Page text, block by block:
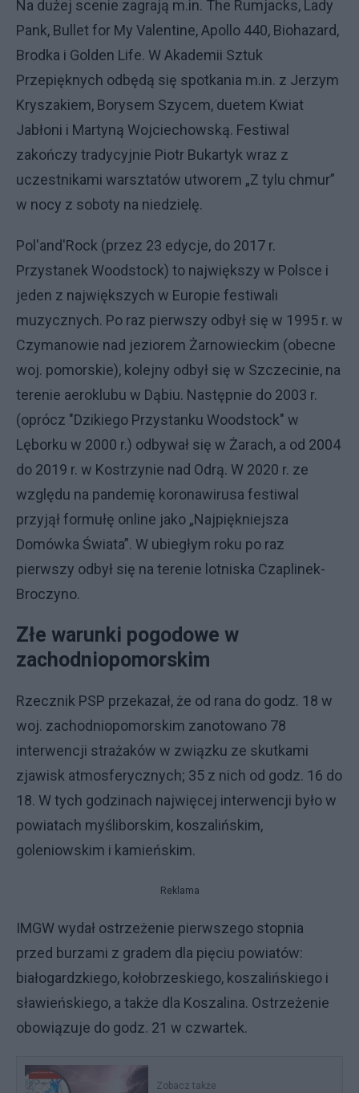
Na dużej scenie zagrają m.in. The Rumjacks, Lady
Pank, Bullet for My Valentine, Apollo 440, Biohazard,
Brodka i Golden Life. W Akademii Sztuk
Przepięknych odbędą się spotkania m.in. z Jerzym
Kryszakiem, Borysem Szycem, duetem Kwiat
Jabłoni i Martyną Wojciechowską. Festiwal
zakończy tradycyjnie Piotr Bukartyk wraz z
uczestnikami warsztatów utworem „Z tylu chmur”
w nocy z soboty na niedzielę.
Pol'and'Rock (przez 23 edycje, do 2017 r.
Przystanek Woodstock) to największy w Polsce i
jeden z największych w Europie festiwali
muzycznych. Po raz pierwszy odbył się w 1995 r. w
Czymanowie nad jeziorem Żarnowieckim (obecne
woj. pomorskie), kolejny odbył się w Szczecinie, na
terenie aeroklubu w Dąbiu. Następnie do 2003 r.
(oprócz "Dzikiego Przystanku Woodstock" w
Lęborku w 2000 r.) odbywał się w Żarach, a od 2004
do 2019 r. w Kostrzynie nad Odrą. W 2020 r. ze
względu na pandemię koronawirusa festiwal
przyjął formułę online jako „Najpiękniejsza
Domówka Świata”. W ubiegłym roku po raz
pierwszy odbył się na terenie lotniska Czaplinek-
Broczyno.
Złe warunki pogodowe w
zachodniopomorskim
Rzecznik PSP przekazał, że od rana do godz. 18 w
woj. zachodniopomorskim zanotowano 78
interwencji strażaków w związku ze skutkami
zjawisk atmosferycznych; 35 z nich od godz. 16 do
18. W tych godzinach najwięcej interwencji było w
powiatach myśliborskim, koszalińskim,
goleniowskim i kamieńskim.
Reklama
IMGW wydał ostrzeżenie pierwszego stopnia
przed burzami z gradem dla pięciu powiatów:
białogardzkiego, kołobrzeskiego, koszalińskiego i
sławieńskiego, a także dla Koszalina. Ostrzeżenie
obowiązuje do godz. 21 w czwartek.
Zobacz także